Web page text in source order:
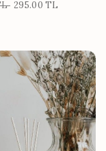
295.00 TL